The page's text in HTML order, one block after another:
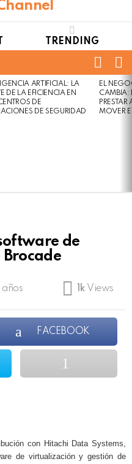
TRENDING
ARTIFICIAL: LA
DE LA EFICIENCIA EN
DE
DE SEGURIDAD
EL
CAMBIA:
MOVER
de
años 1k Views
FACEBOOK
con Hitachi Data Systems,
de virtualización y gestión de